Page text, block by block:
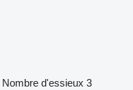
Nombre d'essieux 3